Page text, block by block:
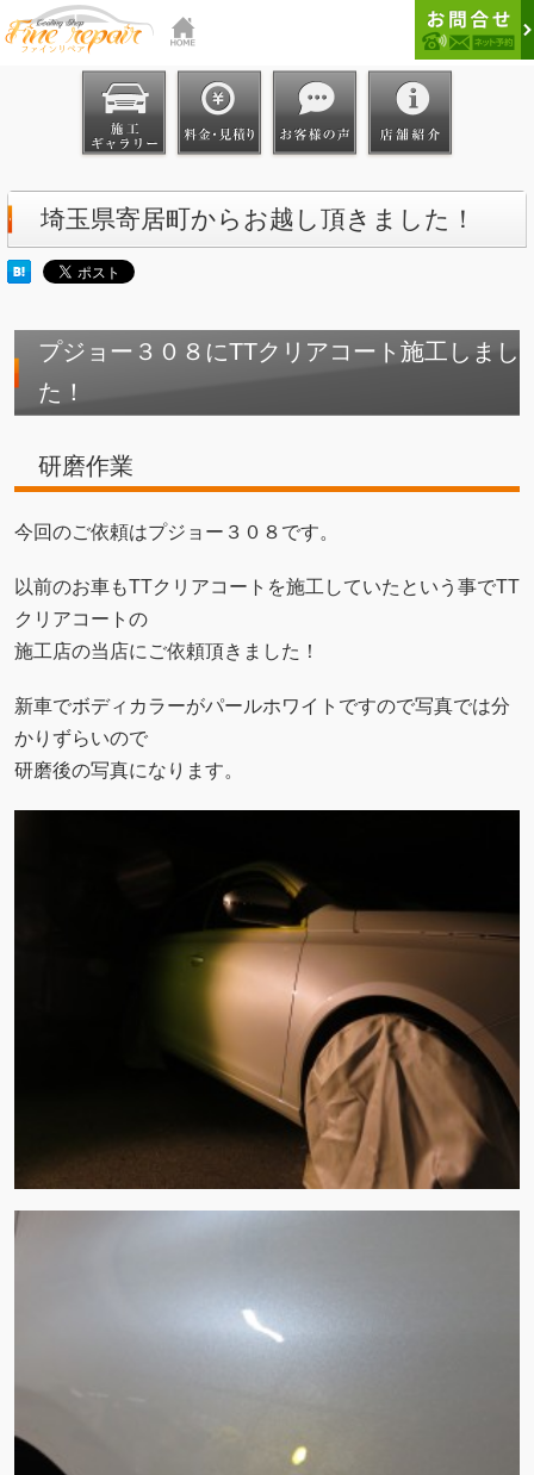
埼玉県寄居町からお越し頂きました！
プジョー３０８にTTクリアコート施工しまし
た！
研磨作業
今回のご依頼はプジョー３０８です。
以前のお車もTTクリアコートを施工していたという事でTT
クリアコートの
施工店の当店にご依頼頂きました！
新車でボディカラーがパールホワイトですので写真では分
かりずらいので
研磨後の写真になります。